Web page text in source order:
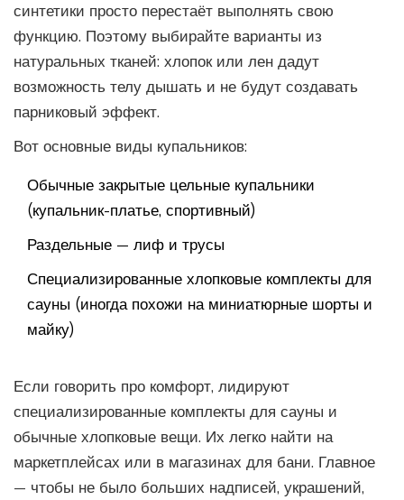
синтетики просто перестаёт выполнять свою
функцию. Поэтому выбирайте варианты из
натуральных тканей: хлопок или лен дадут
возможность телу дышать и не будут создавать
парниковый эффект.
Вот основные виды купальников:
Обычные закрытые цельные купальники
(купальник-платье, спортивный)
Раздельные — лиф и трусы
Специализированные хлопковые комплекты для
сауны (иногда похожи на миниатюрные шорты и
майку)
Если говорить про комфорт, лидируют
специализированные комплекты для сауны и
обычные хлопковые вещи. Их легко найти на
маркетплейсах или в магазинах для бани. Главное
— чтобы не было больших надписей, украшений,